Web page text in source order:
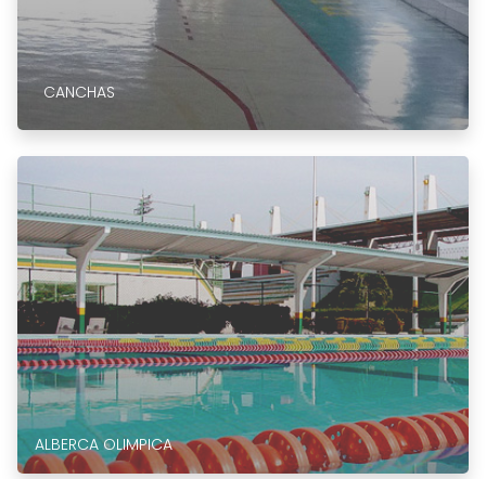
CANCHAS
ALBERCA OLIMPICA